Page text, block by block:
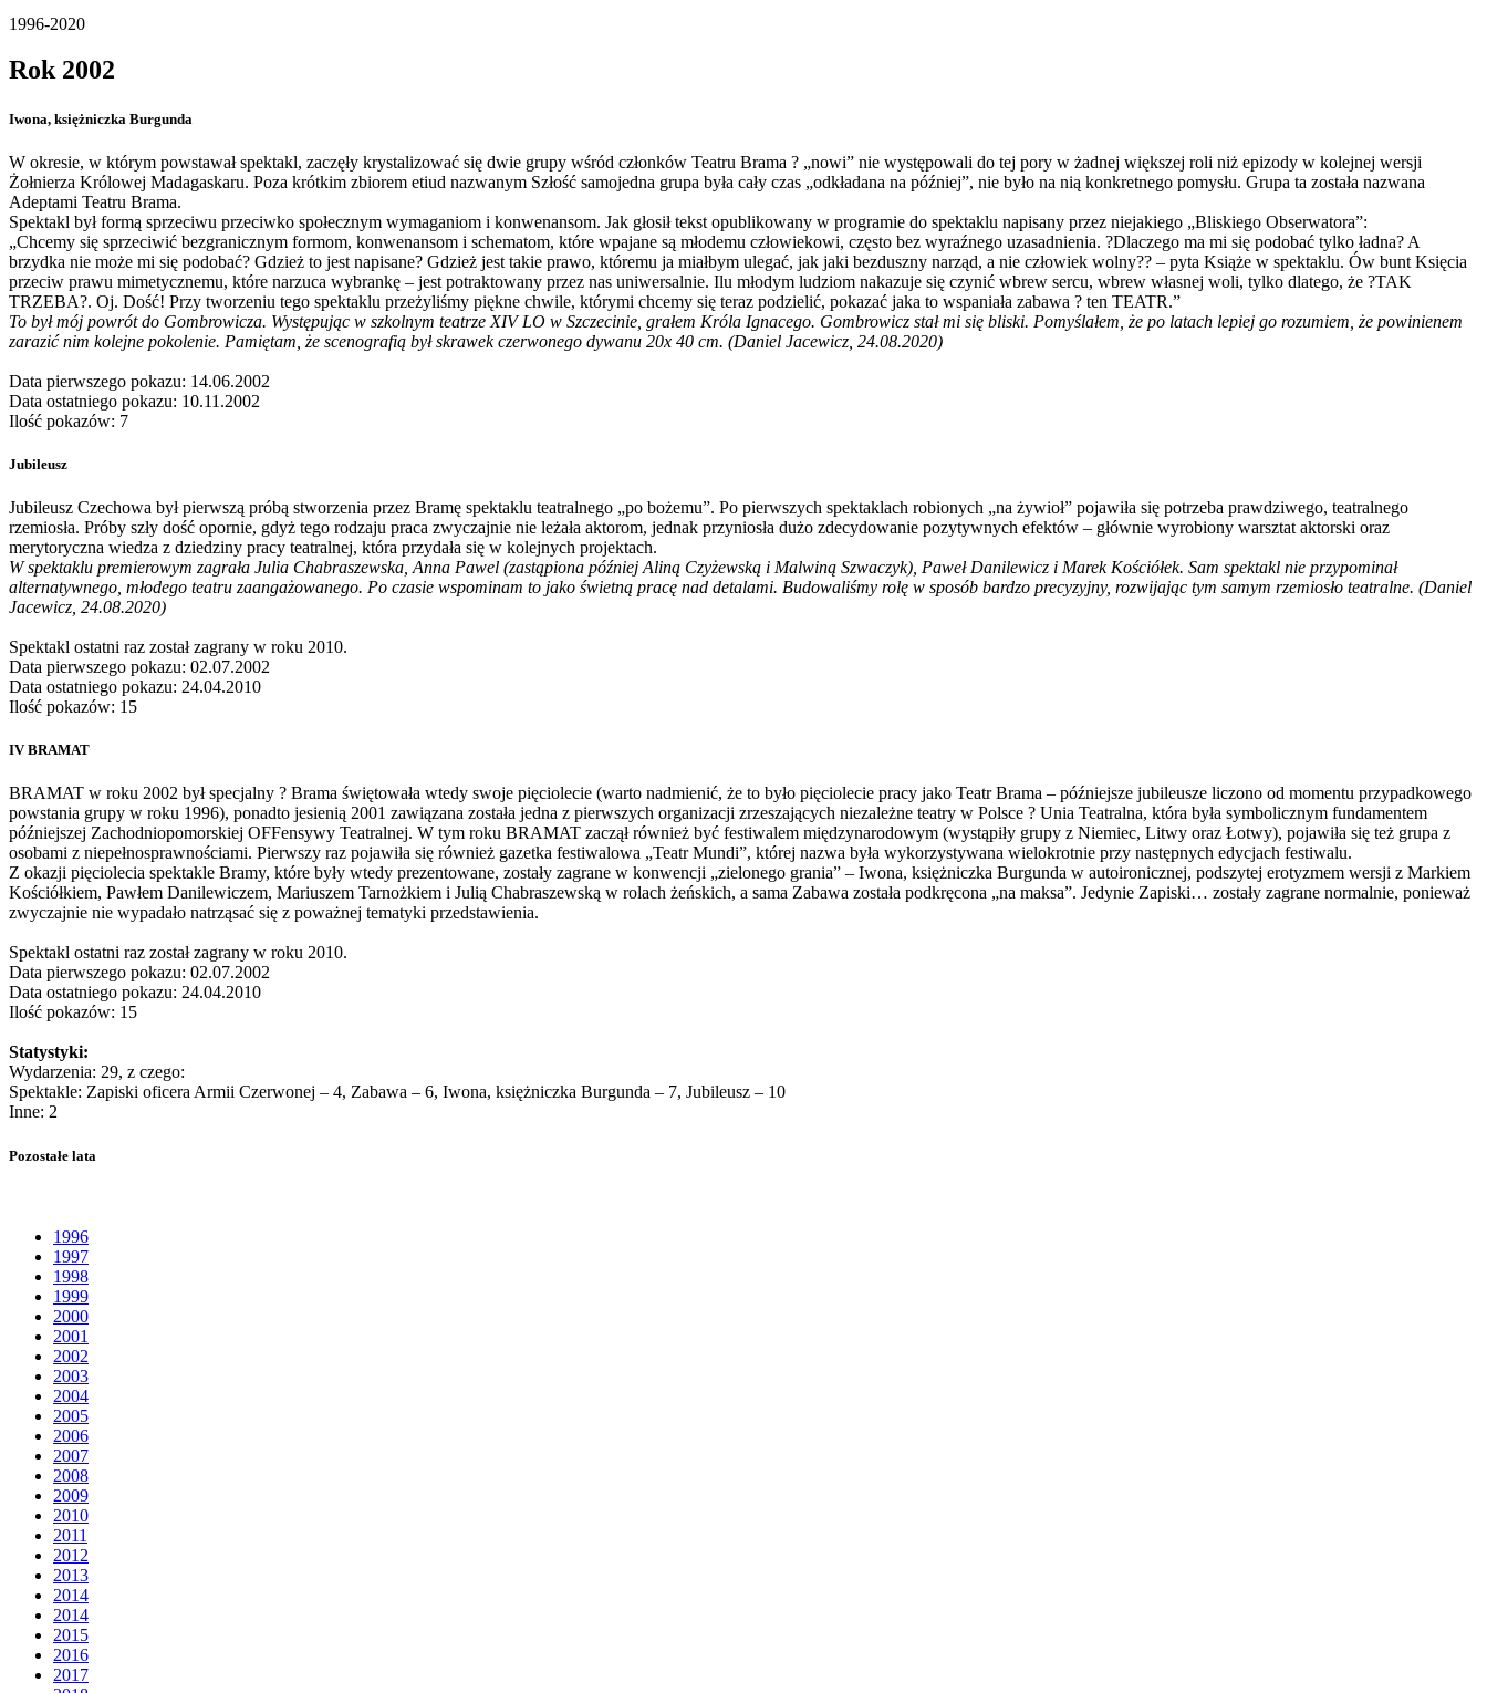
1996-2020
Rok 2002
Iwona, księżniczka Burgunda
W okresie, w którym powstawał spektakl, zaczęły krystalizować się dwie grupy wśród członków Teatru Brama ? „nowi” nie występowali do tej pory w żadnej większej roli niż epizody w kolejnej wersji
Żołnierza Królowej Madagaskaru. Poza krótkim zbiorem etiud nazwanym Szłość samojedna grupa była cały czas „odkładana na później”, nie było na nią konkretnego pomysłu. Grupa ta została nazwana
Adeptami Teatru Brama.
Spektakl był formą sprzeciwu przeciwko społecznym wymaganiom i konwenansom. Jak głosił tekst opublikowany w programie do spektaklu napisany przez niejakiego „Bliskiego Obserwatora”:
„Chcemy się sprzeciwić bezgranicznym formom, konwenansom i schematom, które wpajane są młodemu człowiekowi, często bez wyraźnego uzasadnienia. ?Dlaczego ma mi się podobać tylko ładna? A
brzydka nie może mi się podobać? Gdzież to jest napisane? Gdzież jest takie prawo, któremu ja miałbym ulegać, jak jaki bezduszny narząd, a nie człowiek wolny?? – pyta Książe w spektaklu. Ów bunt Księcia
przeciw prawu mimetycznemu, które narzuca wybrankę – jest potraktowany przez nas uniwersalnie. Ilu młodym ludziom nakazuje się czynić wbrew sercu, wbrew własnej woli, tylko dlatego, że ?TAK
TRZEBA?. Oj. Dość! Przy tworzeniu tego spektaklu przeżyliśmy piękne chwile, którymi chcemy się teraz podzielić, pokazać jaka to wspaniała zabawa ? ten TEATR.”
To był mój powrót do Gombrowicza. Występując w szkolnym teatrze XIV LO w Szczecinie, grałem Króla Ignacego. Gombrowicz stał mi się bliski. Pomyślałem, że po latach lepiej go rozumiem, że powinienem
zarazić nim kolejne pokolenie. Pamiętam, że scenografią był skrawek czerwonego dywanu 20x 40 cm. (Daniel Jacewicz, 24.08.2020)
Data pierwszego pokazu: 14.06.2002
Data ostatniego pokazu: 10.11.2002
Ilość pokazów: 7
Jubileusz
Jubileusz Czechowa był pierwszą próbą stworzenia przez Bramę spektaklu teatralnego „po bożemu”. Po pierwszych spektaklach robionych „na żywioł” pojawiła się potrzeba prawdziwego, teatralnego
rzemiosła. Próby szły dość opornie, gdyż tego rodzaju praca zwyczajnie nie leżała aktorom, jednak przyniosła dużo zdecydowanie pozytywnych efektów – głównie wyrobiony warsztat aktorski oraz
merytoryczna wiedza z dziedziny pracy teatralnej, która przydała się w kolejnych projektach.
W spektaklu premierowym zagrała Julia Chabraszewska, Anna Pawel (zastąpiona później Aliną Czyżewską i Malwiną Szwaczyk), Paweł Danilewicz i Marek Kościółek. Sam spektakl nie przypominał
alternatywnego, młodego teatru zaangażowanego. Po czasie wspominam to jako świetną pracę nad detalami. Budowaliśmy rolę w sposób bardzo precyzyjny, rozwijając tym samym rzemiosło teatralne. (Daniel
Jacewicz, 24.08.2020)
Spektakl ostatni raz został zagrany w roku 2010.
Data pierwszego pokazu: 02.07.2002
Data ostatniego pokazu: 24.04.2010
Ilość pokazów: 15
IV BRAMAT
BRAMAT w roku 2002 był specjalny ? Brama świętowała wtedy swoje pięciolecie (warto nadmienić, że to było pięciolecie pracy jako Teatr Brama – późniejsze jubileusze liczono od momentu przypadkowego
powstania grupy w roku 1996), ponadto jesienią 2001 zawiązana została jedna z pierwszych organizacji zrzeszających niezależne teatry w Polsce ? Unia Teatralna, która była symbolicznym fundamentem
późniejszej Zachodniopomorskiej OFFensywy Teatralnej. W tym roku BRAMAT zaczął również być festiwalem międzynarodowym (wystąpiły grupy z Niemiec, Litwy oraz Łotwy), pojawiła się też grupa z
osobami z niepełnosprawnościami. Pierwszy raz pojawiła się również gazetka festiwalowa „Teatr Mundi”, której nazwa była wykorzystywana wielokrotnie przy następnych edycjach festiwalu.
Z okazji pięciolecia spektakle Bramy, które były wtedy prezentowane, zostały zagrane w konwencji „zielonego grania” – Iwona, księżniczka Burgunda w autoironicznej, podszytej erotyzmem wersji z Markiem
Kościółkiem, Pawłem Danilewiczem, Mariuszem Tarnożkiem i Julią Chabraszewską w rolach żeńskich, a sama Zabawa została podkręcona „na maksa”. Jedynie Zapiski… zostały zagrane normalnie, ponieważ
zwyczajnie nie wypadało natrząsać się z poważnej tematyki przedstawienia.
Spektakl ostatni raz został zagrany w roku 2010.
Data pierwszego pokazu: 02.07.2002
Data ostatniego pokazu: 24.04.2010
Ilość pokazów: 15
Statystyki:
Wydarzenia: 29, z czego:
Spektakle: Zapiski oficera Armii Czerwonej – 4, Zabawa – 6, Iwona, księżniczka Burgunda – 7, Jubileusz – 10
Inne: 2
Pozostałe lata
1996
1997
1998
1999
2000
2001
2002
2003
2004
2005
2006
2007
2008
2009
2010
2011
2012
2013
2014
2014
2015
2016
2017